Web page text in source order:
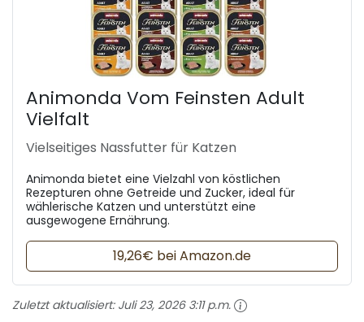
Animonda Vom Feinsten Adult
Vielfalt
Vielseitiges Nassfutter für Katzen
Animonda bietet eine Vielzahl von köstlichen
Rezepturen ohne Getreide und Zucker, ideal für
wählerische Katzen und unterstützt eine
ausgewogene Ernährung.
19,26€ bei Amazon.de
Zuletzt aktualisiert: Juli 23, 2026 3:11 p.m.